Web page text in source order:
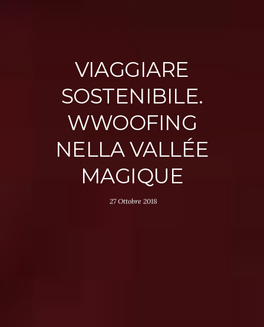
VIAGGIARE
SOSTENIBILE.
WWOOFING
NELLA VALLÉE
MAGIQUE
27 Ottobre 2018